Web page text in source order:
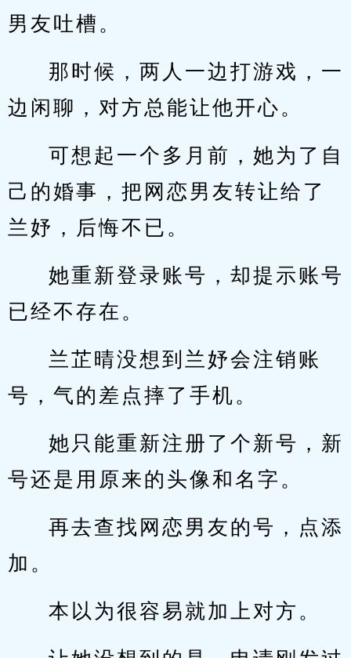
男友吐槽。
那时候，两人一边打游戏，一
边闲聊，对方总能让他开心。
可想起一个多月前，她为了自
己的婚事，把网恋男友转让给了
兰妤，后悔不已。
她重新登录账号，却提示账号
已经不存在。
兰芷晴没想到兰妤会注销账
号，气的差点摔了手机。
她只能重新注册了个新号，新
号还是用原来的头像和名字。
再去查找网恋男友的号，点添
加。
本以为很容易就加上对方。